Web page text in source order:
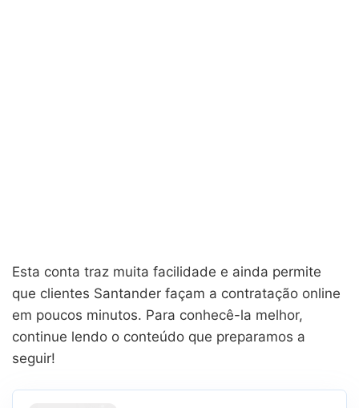
Esta conta traz muita facilidade e ainda permite
que clientes Santander façam a contratação online
em poucos minutos. Para conhecê-la melhor,
continue lendo o conteúdo que preparamos a
seguir!